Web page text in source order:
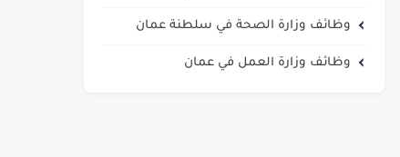
وظائف وزارة الصحة في سلطنة عمان
وظائف وزارة العمل في عمان